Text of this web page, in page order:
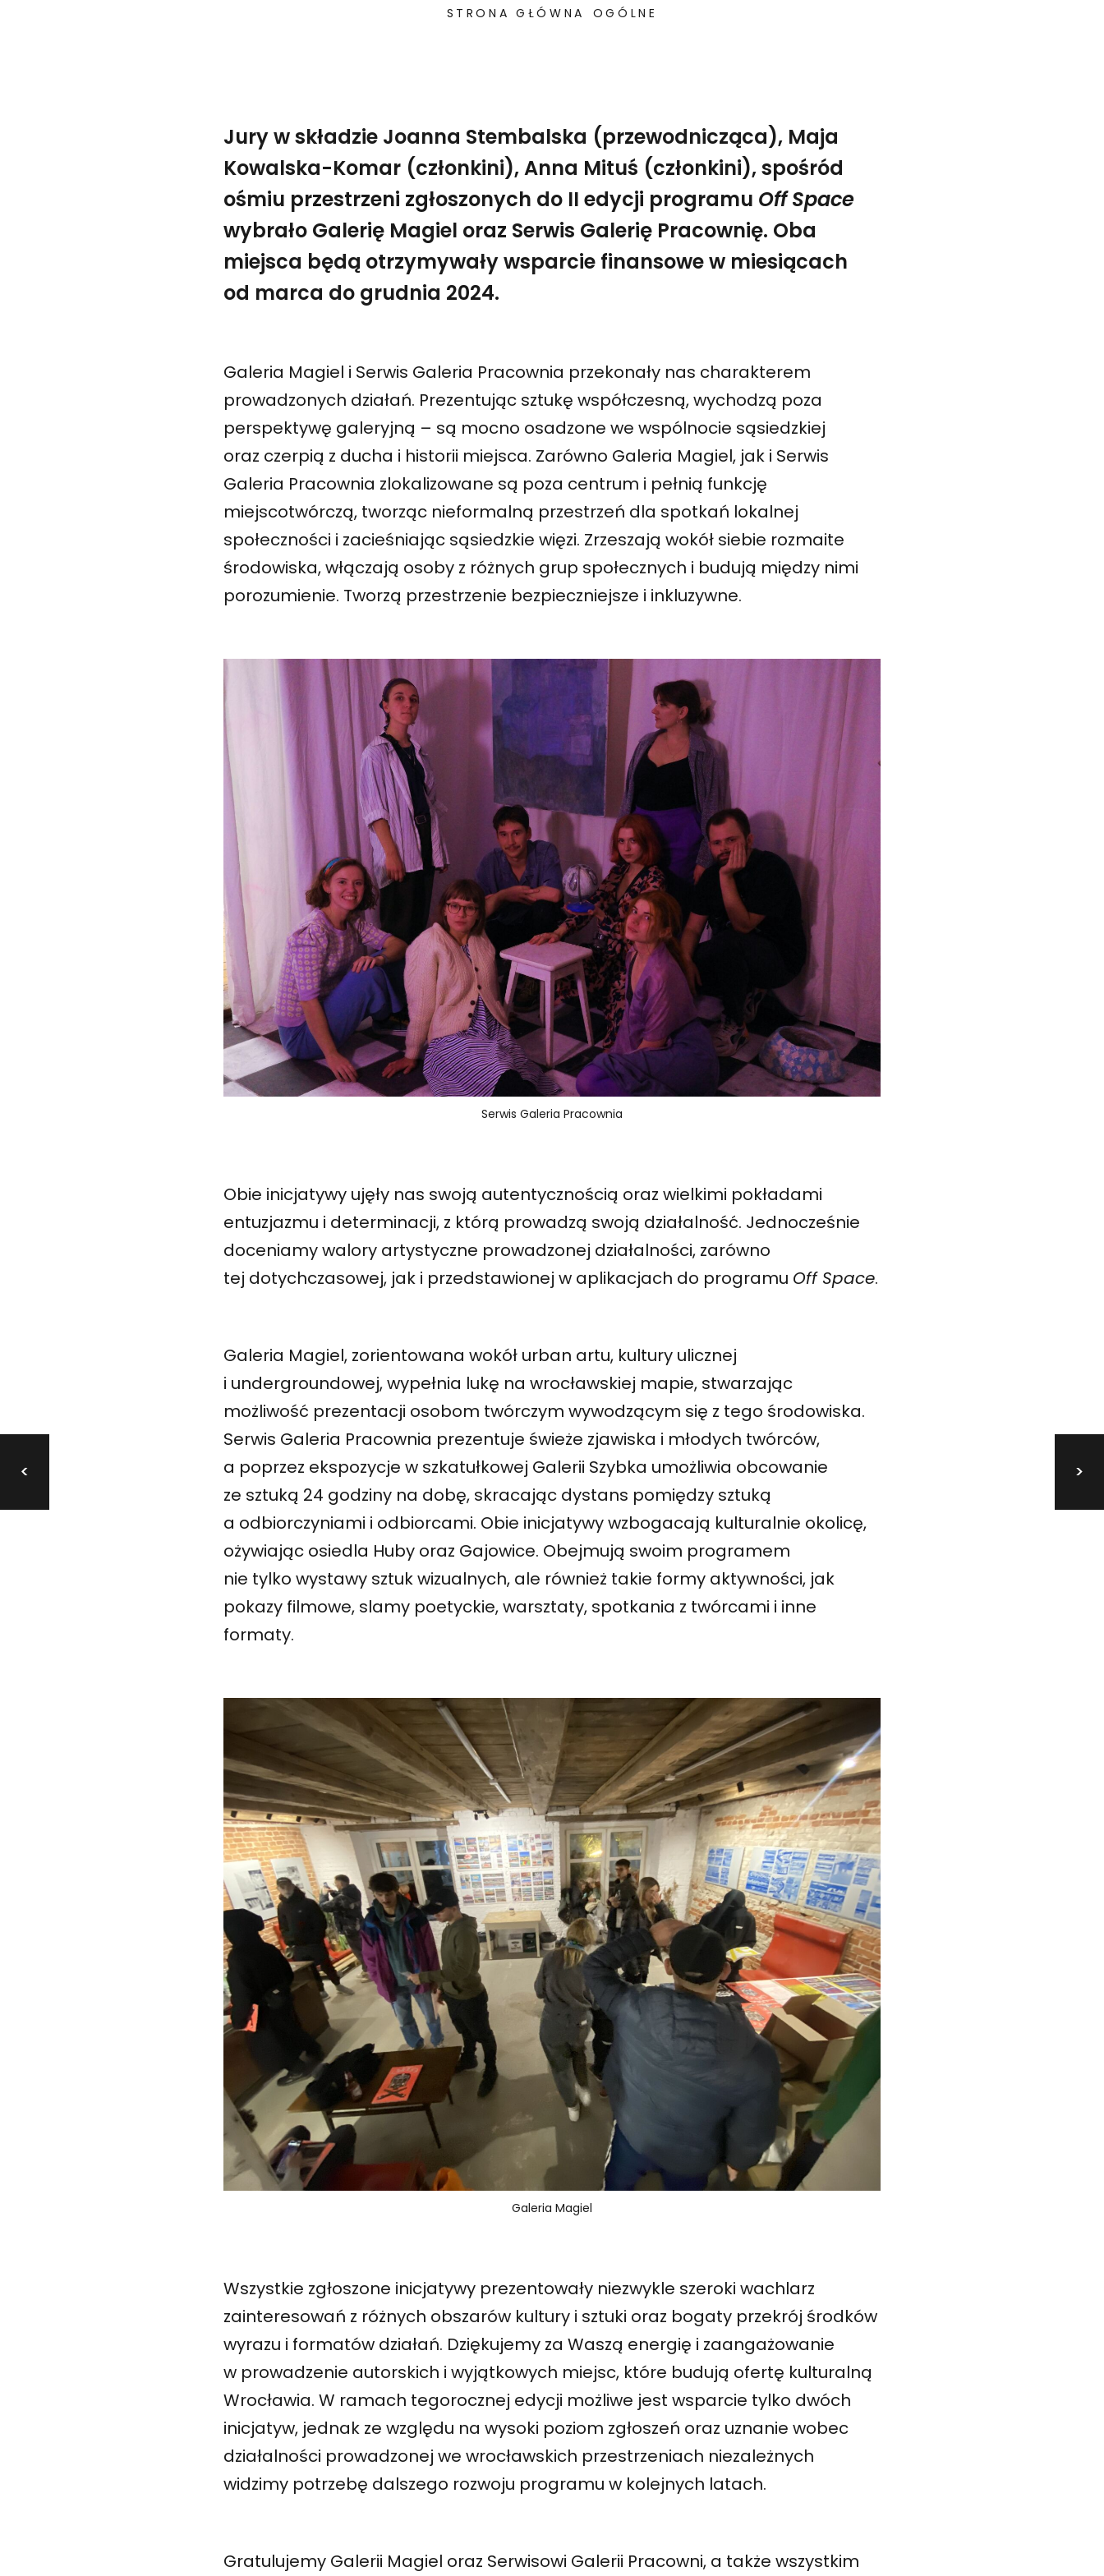
STRONA GŁÓWNA OGÓLNE
Jury w składzie Joanna Stembalska (przewodnicząca), Maja
Kowalska-Komar (członkini), Anna Mituś (członkini), spośród
ośmiu przestrzeni zgłoszonych do II edycji programu Off Space
wybrało Galerię Magiel oraz Serwis Galerię Pracownię. Oba
miejsca będą otrzymywały wsparcie finansowe w miesiącach
od marca do grudnia 2024.
Galeria Magiel i Serwis Galeria Pracownia przekonały nas charakterem
prowadzonych działań. Prezentując sztukę współczesną, wychodzą poza
perspektywę galeryjną – są mocno osadzone we wspólnocie sąsiedzkiej
oraz czerpią z ducha i historii miejsca. Zarówno Galeria Magiel, jak i Serwis
Galeria Pracownia zlokalizowane są poza centrum i pełnią funkcję
miejscotwórczą, tworząc nieformalną przestrzeń dla spotkań lokalnej
społeczności i zacieśniając sąsiedzkie więzi. Zrzeszają wokół siebie rozmaite
środowiska, włączają osoby z różnych grup społecznych i budują między nimi
porozumienie. Tworzą przestrzenie bezpieczniejsze i inkluzywne.
Serwis Galeria Pracownia
Obie inicjatywy ujęły nas swoją autentycznością oraz wielkimi pokładami
entuzjazmu i determinacji, z którą prowadzą swoją działalność. Jednocześnie
doceniamy walory artystyczne prowadzonej działalności, zarówno
tej dotychczasowej, jak i przedstawionej w aplikacjach do programu Off Space.
Galeria Magiel, zorientowana wokół urban artu, kultury ulicznej
i undergroundowej, wypełnia lukę na wrocławskiej mapie, stwarzając
możliwość prezentacji osobom twórczym wywodzącym się z tego środowiska.
Serwis Galeria Pracownia prezentuje świeże zjawiska i młodych twórców,
a poprzez ekspozycje w szkatułkowej Galerii Szybka umożliwia obcowanie
ze sztuką 24 godziny na dobę, skracając dystans pomiędzy sztuką
a odbiorczyniami i odbiorcami. Obie inicjatywy wzbogacają kulturalnie okolicę,
ożywiając osiedla Huby oraz Gajowice. Obejmują swoim programem
nie tylko wystawy sztuk wizualnych, ale również takie formy aktywności, jak
pokazy filmowe, slamy poetyckie, warsztaty, spotkania z twórcami i inne
formaty.
Galeria Magiel
Wszystkie zgłoszone inicjatywy prezentowały niezwykle szeroki wachlarz
zainteresowań z różnych obszarów kultury i sztuki oraz bogaty przekrój środków
wyrazu i formatów działań. Dziękujemy za Waszą energię i zaangażowanie
w prowadzenie autorskich i wyjątkowych miejsc, które budują ofertę kulturalną
Wrocławia. W ramach tegorocznej edycji możliwe jest wsparcie tylko dwóch
inicjatyw, jednak ze względu na wysoki poziom zgłoszeń oraz uznanie wobec
działalności prowadzonej we wrocławskich przestrzeniach niezależnych
widzimy potrzebę dalszego rozwoju programu w kolejnych latach.
Gratulujemy Galerii Magiel oraz Serwisowi Galerii Pracowni, a także wszystkim
< >